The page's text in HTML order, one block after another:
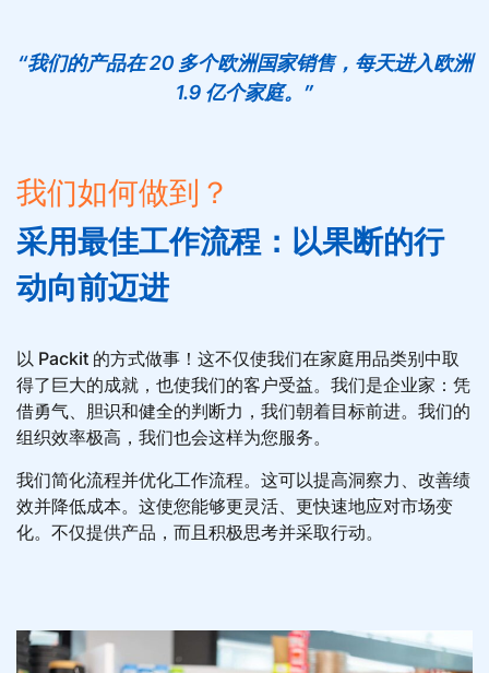
“我们的产品在 20 多个欧洲国家销售，每天进入欧洲
1.9 亿个家庭。”
我们如何做到？
采用最佳工作流程：以果断的行
动向前迈进
以 Packit 的方式做事！这不仅使我们在家庭用品类别中取
得了巨大的成就，也使我们的客户受益。我们是企业家：凭
借勇气、胆识和健全的判断力，我们朝着目标前进。我们的
组织效率极高，我们也会这样为您服务。
我们简化流程并优化工作流程。这可以提高洞察力、改善绩
效并降低成本。这使您能够更灵活、更快速地应对市场变
化。不仅提供产品，而且积极思考并采取行动。